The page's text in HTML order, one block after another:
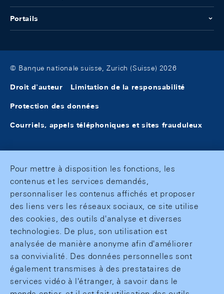
Portails
© Banque nationale suisse, Zurich (Suisse) 2026
Droit d'auteur Limitation de la responsabilité
Protection des données
Courriels, appels téléphoniques et sites frauduleux
Pour mettre à disposition les fonctions, les
contenus et les services demandés,
personnaliser les contenus affichés et proposer
des liens vers les réseaux sociaux, ce site utilise
des cookies, des outils d'analyse et diverses
technologies. De plus, son utilisation est
analysée de manière anonyme afin d'améliorer
sa convivialité. Des données personnelles sont
également transmises à des prestataires de
services vidéo à l'étranger, à savoir dans le